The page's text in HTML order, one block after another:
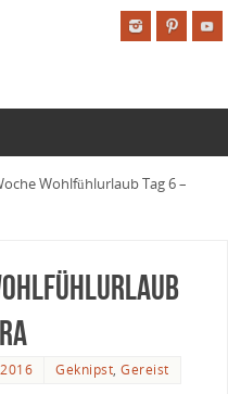
Wohlfühlurlaub Tag 6 –
Geknipst,Gereist